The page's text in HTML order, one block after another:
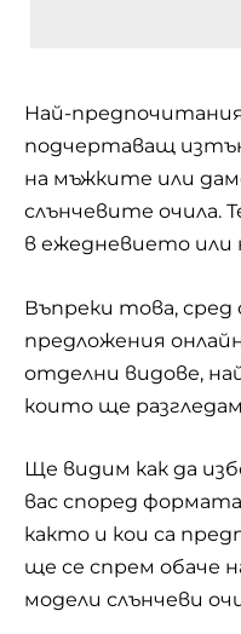
Най-
подчертаващ
на мъжките или
слънчевите очила.
в ежедневието
Въпреки това,
предложения
отделни видове,
които ще
Ще видим как да
вас според
както и кои са
ще се спрем обаче
модели слънчеви